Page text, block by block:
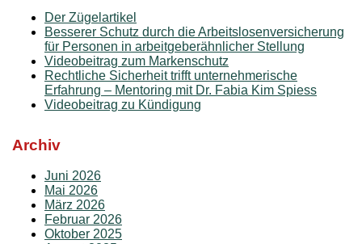
Der Zügelartikel
Besserer Schutz durch die Arbeitslosenversicherung
für Personen in arbeitgeberähnlicher Stellung
Videobeitrag zum Markenschutz
Rechtliche Sicherheit trifft unternehmerische
Erfahrung – Mentoring mit Dr. Fabia Kim Spiess
Videobeitrag zu Kündigung
Archiv
Juni 2026
Mai 2026
März 2026
Februar 2026
Oktober 2025